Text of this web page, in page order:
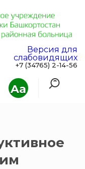
Aa
Версия для
слабовидящих
+7 (34765) 2-14-56